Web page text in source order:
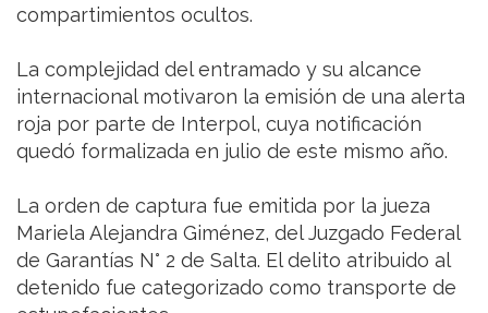
compartimientos ocultos.
La complejidad del entramado y su alcance
internacional motivaron la emisión de una alerta
roja por parte de Interpol, cuya notificación
quedó formalizada en julio de este mismo año.
La orden de captura fue emitida por la jueza
Mariela Alejandra Giménez, del Juzgado Federal
de Garantías N° 2 de Salta. El delito atribuido al
detenido fue categorizado como transporte de